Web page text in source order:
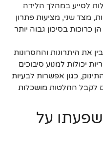
לסייע במהלך הלידה
מצד שני, מציעות פתרון
בסיכון גבוה יותר
את היתרונות והחסרונות
יכולות למנוע סיבוכים
כגון אפשרות לבעיות
לקבל החלטות מושכלות
על